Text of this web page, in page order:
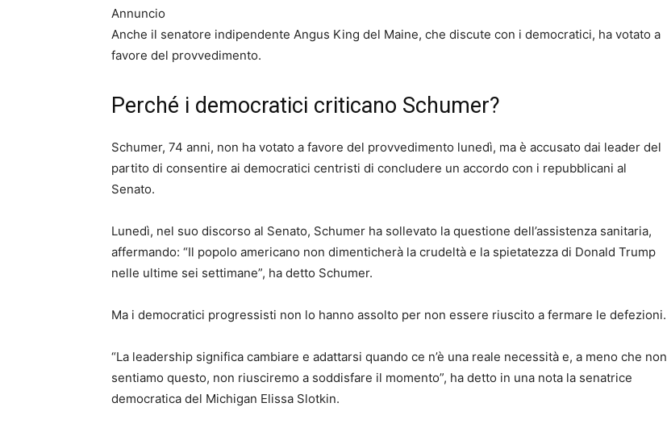
Annuncio
Anche il senatore indipendente Angus King del Maine, che discute con i democratici, ha votato a
favore del provvedimento.
Perché i democratici criticano Schumer?
Schumer, 74 anni, non ha votato a favore del provvedimento lunedì, ma è accusato dai leader del
partito di consentire ai democratici centristi di concludere un accordo con i repubblicani al
Senato.
Lunedì, nel suo discorso al Senato, Schumer ha sollevato la questione dell’assistenza sanitaria,
affermando: “Il popolo americano non dimenticherà la crudeltà e la spietatezza di Donald Trump
nelle ultime sei settimane”, ha detto Schumer.
Ma i democratici progressisti non lo hanno assolto per non essere riuscito a fermare le defezioni.
“La leadership significa cambiare e adattarsi quando ce n’è una reale necessità e, a meno che non
sentiamo questo, non riusciremo a soddisfare il momento”, ha detto in una nota la senatrice
democratica del Michigan Elissa Slotkin.